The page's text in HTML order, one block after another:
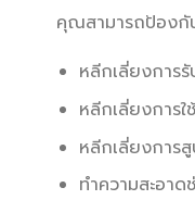
คุณสามารถป้องกัน
หลีกเลี่ยงการ
หลีกเลี่ยงการใ
หลีกเลี่ยงการ
ทำความสะอา